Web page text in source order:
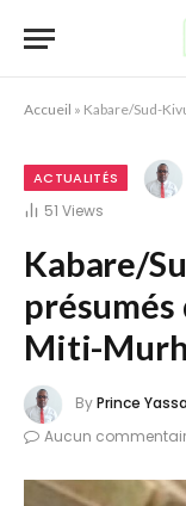
Accueil » Kabare/Sud-
ACTUALITÉS
51 Views
Kabare/
présumés
Miti-
ByPrince Yassa
Aucun